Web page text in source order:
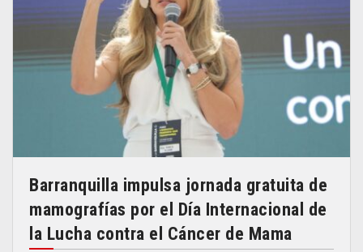
Barranquilla impulsa jornada gratuita de
mamografías por el Día Internacional de
la Lucha contra el Cáncer de Mama